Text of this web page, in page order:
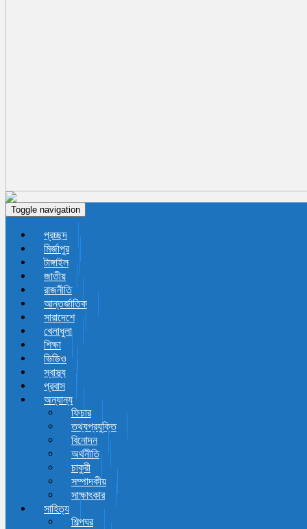
Toggle navigation
প্রচ্ছদ
মির্জাপুর
টাঙ্গাইল
জাতীয়
রাজনীতি
আন্তর্জাতিক
সারাদেশে
খেলাধুলা
শিক্ষা
ভিডিও
স্বাস্থ্য
প্রবাস
অন্যান্য
ফিচার
তথ্যপ্রযুক্তি
বিনোদন
অর্থনীতি
চাকুরী
সম্পাদকীয়
সাক্ষাৎকার
সাহিত্য
শিল্পঘর